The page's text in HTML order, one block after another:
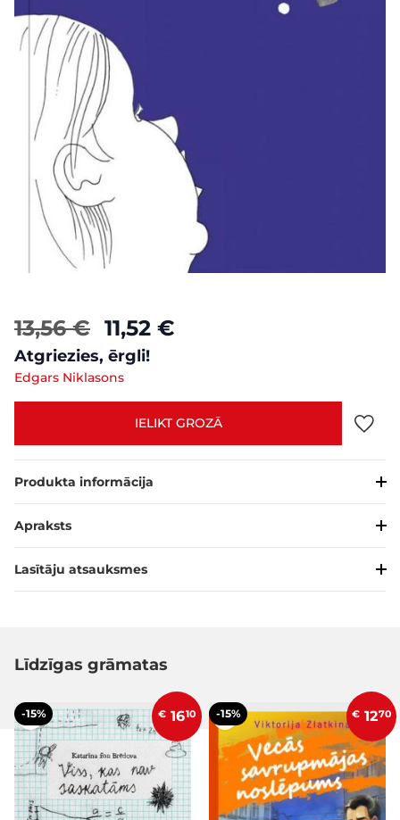
13,56 € 11,52 €
Atgriezies, ērgli!
Edgars Niklasons
IELIKT GROZĀ
Produkta informācija
Apraksts
Lasītāju atsauksmes
Līdzīgas grāmatas
-15% € 1610 -15% € 1270